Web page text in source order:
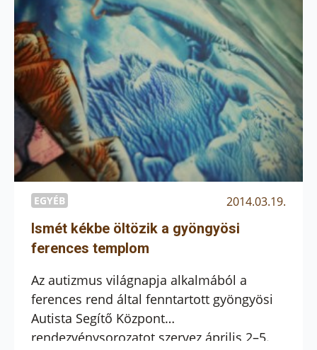
tavaszára várható – közölte Kálmán
Peregrin kegyhelyigazgató a Ferences
Sajtóközponttal.
EGYÉB 2014.03.19.
Ismét kékbe öltözik a gyöngyösi
ferences templom
Az autizmus világnapja alkalmából a
ferences rend által fenntartott gyöngyösi
Autista Segítő Központ
rendezvénysorozatot szervez április 2–5.